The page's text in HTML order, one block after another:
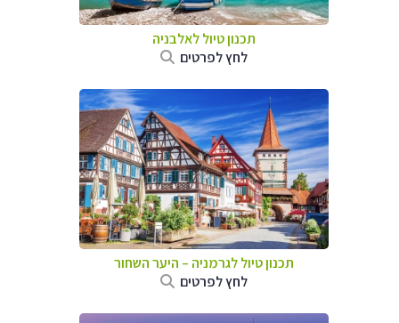
תכנון טיול לאלבניה
לחץ לפרטים
תכנון טיול לגרמניה – היער השחור
לחץ לפרטים